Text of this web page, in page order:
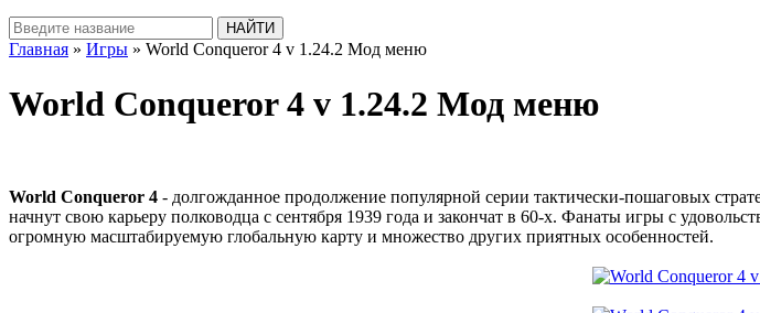
Главная » Игры » World Conqueror 4 v 1.24.2 Мод меню
World Conqueror 4 v 1.24.2 Мод меню
World Conqueror 4 - долгожданное продолжение популярной серии тактически-пошаговых
начнут свою карьеру полководца с сентября 1939 года и закончат в 60-х. Фанаты игры с
огромную масштабируемую глобальную карту и множество других приятных особенностей.